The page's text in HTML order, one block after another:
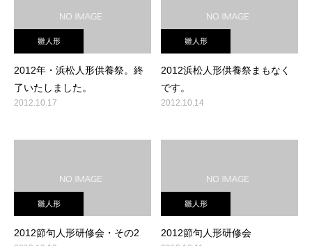
雛人形
2012年・浜松人形供養祭。終
了いたしました。
2012.10.17
雛人形
2012浜松人形供養祭まもなく
です。
2012.10.14
雛人形
2012節句人形研修会・その2
雛人形
2012節句人形研修会